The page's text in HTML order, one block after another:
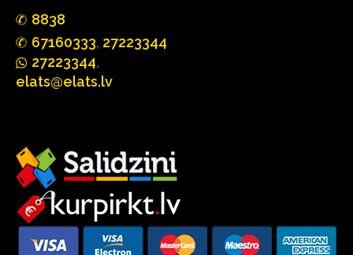
8838
67160333, 27223344
27223344,
elats@elats.lv